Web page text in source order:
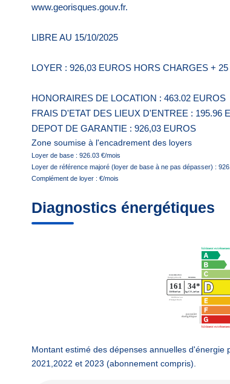
www.georisques.gouv.fr.
LIBRE AU 15/10/2025
LOYER : 926,03 EUROS HORS CHARGES +
HONORAIRES DE LOCATION : 463.02 EUROS
FRAIS D'ETAT DES LIEUX D'ENTREE : 195.96
DEPOT DE GARANTIE : 926,03 EUROS
Zone soumise à l'encadrement des loyers
Loyer de base : 926.03 €/mois
Loyer de référence majoré (loyer de base à ne pas dépasser) :
Complément de loyer : €/mois
Diagnostics énergétiques
Montant estimé des dépenses annuelles
2021,2022 et 2023 (abonnement compris).